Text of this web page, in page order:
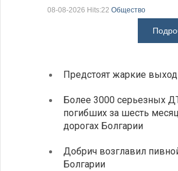
08-08-2026 Hits:22 Общество
Предстоят жаркие
Более 3000 серьезных
погибших за шесть
дорогах Болгарии
Добрич возглавил
Болгарии